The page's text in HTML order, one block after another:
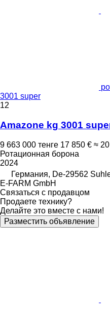
3001 super
12
Amazone kg 3001
9 663 000 тенге 17 850 € ≈
Ротационная борона
2024
Германия, De-29562
E-FARM GmbH
Связаться с продавцом
Продаете технику?
Делайте это вместе с нами!
Разместить объявление